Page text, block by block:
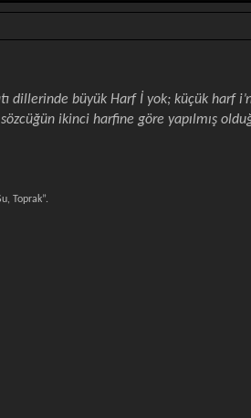
dillerinde büyük Harf İ yok; küçük harf
ikinci harfine göre yapılmış
Toprak”.